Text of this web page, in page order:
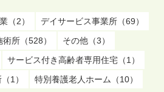
（2）
デイサービス事業所（69）
術所（528）
その他（3）
サービス付き高齢者専用住宅（1）
1）
特別養護老人ホーム（10）